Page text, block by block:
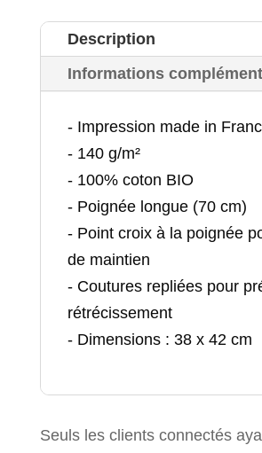
Description
Informations
- Impression made in
- 140 g/m²
- 100% coton BIO
- Poignée longue (70 cm)
- Point croix à la poignée
de maintien
- Coutures repliées pour
rétrécissement
- Dimensions : 38 x 42 cm
Seuls les clients connectés